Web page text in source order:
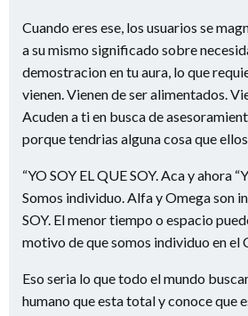
Cuando eres ese, los usuarios se
a su mismo significado sobre
demostracion en tu aura, lo que
vienen. Vienen de ser alimentados.
Acuden a ti en busca de
porque tendri­as alguna cosa que ellos
“YO SOY EL QUE SOY. Aca y ahora
Somos individuo. Alfa y Omega son
SOY. El menor tiempo o espacio
motivo de que somos individuo en el
Eso seri­a lo que todo el mundo
humano que esta total y conoce que